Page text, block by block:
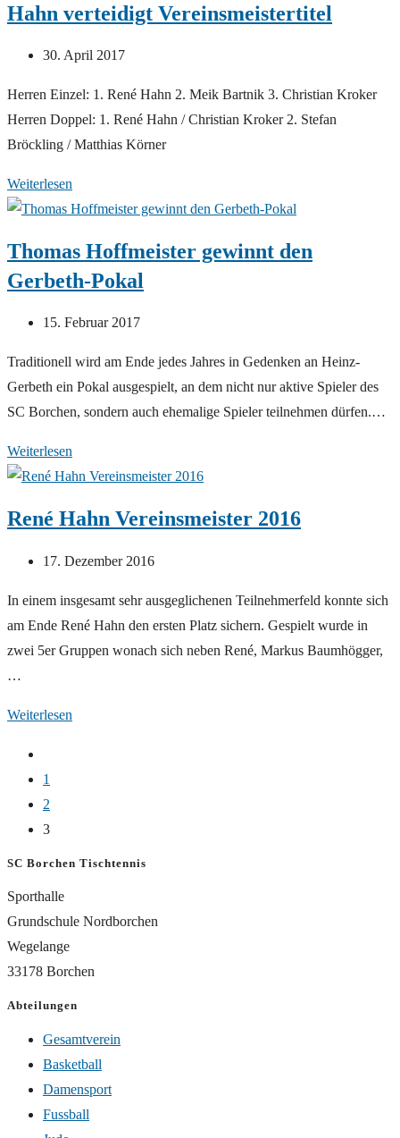
Hahn verteidigt Vereinsmeistertitel
Beitrag
30. April 2017
Herren Einzel: 1. René Hahn 2. Meik Bartnik 3. Christian Kroker
Herren Doppel: 1. René Hahn / Christian Kroker 2. Stefan
Bröckling / Matthias Körner
Weiterlesen
verteidigt
Thomas Hoffmeister gewinnt den
Gerbeth-Pokal
Beitrag
15. Februar 2017
Traditionell wird am Ende jedes Jahres in Gedenken an Heinz-
Gerbeth ein Pokal ausgespielt, an dem nicht nur aktive Spieler des
SC Borchen, sondern auch ehemalige Spieler teilnehmen dürfen.…
Weiterlesen
Hoffmeister
den
René Hahn Vereinsmeister 2016
Beitrag
17. Dezember 2016
In einem insgesamt sehr ausgeglichenen Teilnehmerfeld konnte sich
am Ende René Hahn den ersten Platz sichern. Gespielt wurde in
zwei 5er Gruppen wonach sich neben René, Markus Baumhögger,
…
Weiterlesen
vorherigen
Seite
1
2
3
SC Borchen Tischtennis
Sporthalle
Grundschule Nordborchen
Wegelange
33178 Borchen
Abteilungen
Gesamtverein
Basketball
Damensport
Fussball